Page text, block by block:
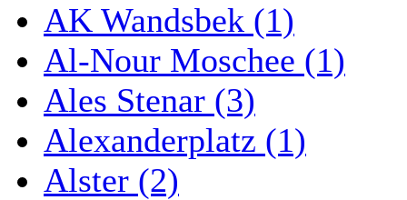
AK Wandsbek (1)
Al-Nour Moschee (1)
Ales Stenar (3)
Alexanderplatz (1)
Alster (2)